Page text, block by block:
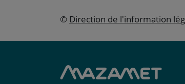
© Direction de l'information